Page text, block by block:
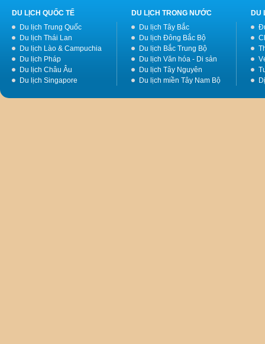
DU LỊCH QUỐC TẾ
Du lịch Trung Quốc
Du lịch Thái Lan
Du lịch Lào & Campuchia
Du lịch Pháp
Du lịch Châu Âu
Du lịch Singapore
DU LỊCH TRONG NƯỚC
Du lịch Tây Bắc
Du lịch Đông Bắc Bộ
Du lịch Bắc Trung Bộ
Du lịch Văn hóa - Di sản
Du lịch Tây Nguyên
Du lịch miền Tây Nam Bộ
DU